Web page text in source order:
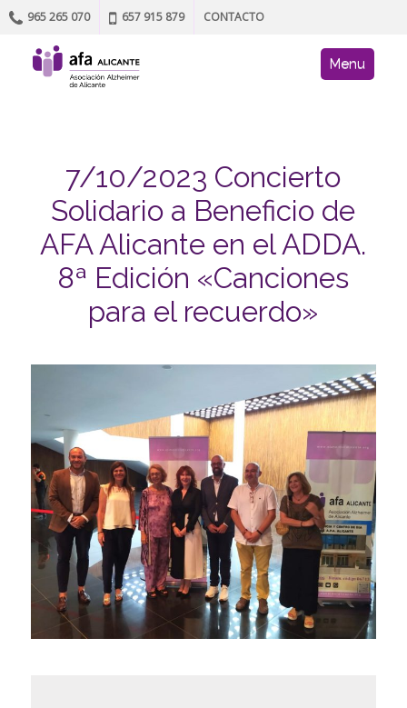
965 265 070 657 915 879 CONTACTO
AFA site
Skip to content
Menu
7/10/2023 Concierto
Solidario a Beneficio de
AFA Alicante en el ADDA.
8ª Edición «Canciones
para el recuerdo»